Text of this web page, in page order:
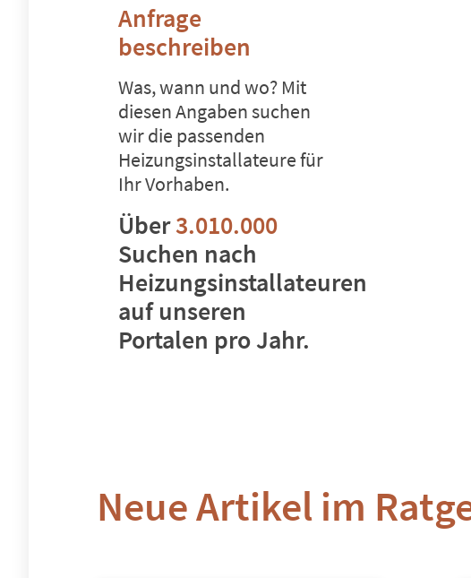
Anfrage
beschreiben
Was, wann und wo? Mit
diesen Angaben suchen
wir die passenden
Heizungsinstallateure für
Ihr Vorhaben.
Über3.010.000
Suchen nach
Heizungsinstallateuren
auf unseren
Portalen pro Jahr.
Neue Artikel im